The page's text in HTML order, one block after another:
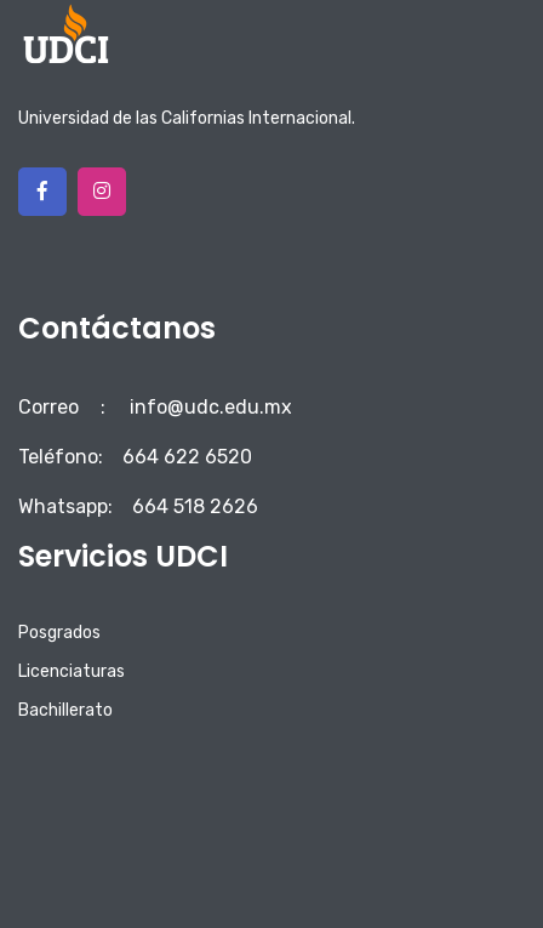
Universidad de las Californias Internacional.
Contáctanos
Correo : info@udc.edu.mx
Teléfono: 664 622 6520
Whatsapp: 664 518 2626
Servicios UDCI
Posgrados
Licenciaturas
Bachillerato